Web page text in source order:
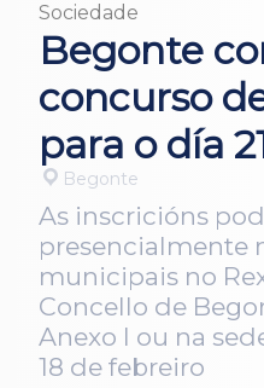
Sociedade
Begonte
concurso
para o día
Begonte
As inscricións
presencialmente
municipais no
Concello de
Anexo I ou na
18 de febreiro